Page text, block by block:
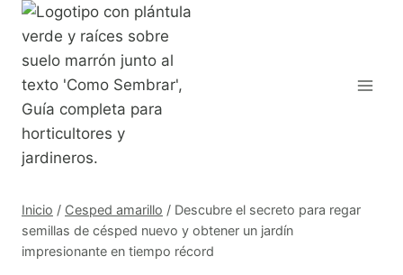
Saltar
contenido
Inicio / Cesped amarillo / Descubre el secreto para regar
semillas de césped nuevo y obtener un jardín
impresionante en tiempo récord